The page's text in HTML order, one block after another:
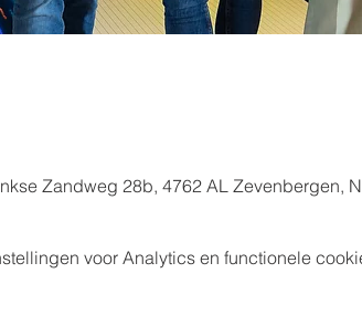
Zandweg 28b, 4762 AL Zevenbergen,
voor Analytics en functionele